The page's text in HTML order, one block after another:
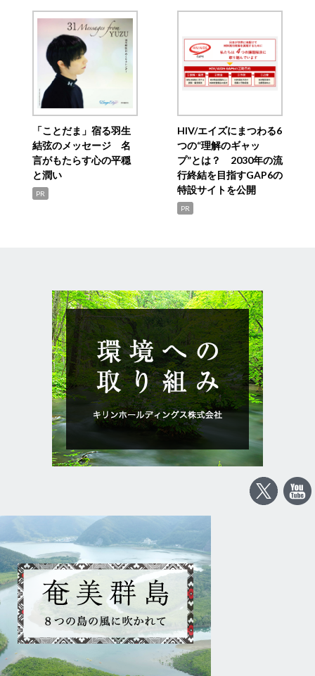
「ことだま」宿る羽生
結弦のメッセージ 名
言がもたらす心の平穏
と潤い
PR
HIV/エイズにまつわる6
つの“理解のギャッ
プ”とは？ 2030年の流
行終結を目指すGAP6の
特設サイトを公開
PR